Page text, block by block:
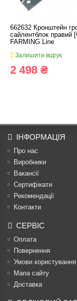
662632 Кронштейн
сайлентблок правий
FARMING Line
Залишити відгук
2 498 ₴
ІНФОРМАЦІЯ
Про нас
Виробники
Вакансії
Сертифікати
Рекомендації
Контакти
СЕРВІС
Оплата
Повернення
Умови
Мапа сайту
Доставка